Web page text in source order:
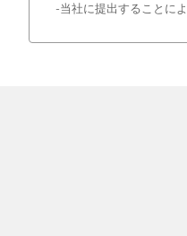
-当社に提出することに